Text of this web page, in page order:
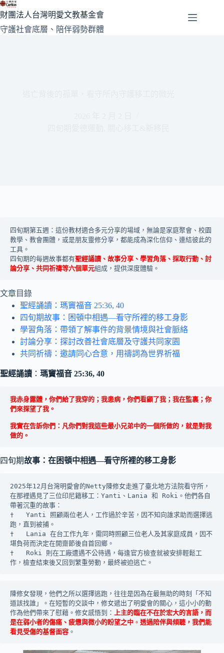
跳
至
主
財團法人台灣明愛文教基金會
守護社會底層、陪伴弱勢群體
四旬期第五週：這份教材適合多元分享的場域，無論是家庭聚會、校園
教學、教會團體，或是朋友靈修分享，都能成為深化信仰、連結彼此的
工具。
四旬期的每週故事都有聖經誦讀、故事分享、學習角落、採取行動、討
論分享、共同祈禱等六個單元組成，提供深度體驗。
文章目錄
聖經誦讀：瑪竇福音 25:36, 40
四旬期故事：困頓中相遇—看守所裡的移工身影
學習角落：帶領了解事件的背景情境與社會脈絡
討論分享：探討改善社會底層及守護共同家園
共同祈禱：邀請同心合意，用禱詞為世界祈福
聖經誦讀 ： 瑪竇福音 25:36, 40
我赤身露體，你們給了我穿的；我患病，你們看顧了我；我在監裏；你
們來探望了我。
我實在告訴你們：凡你們對我這些最小兄弟中的一個所做的，就是對我
做的。
四旬期故事：在困頓中相遇—看守所裡的移工身影
2025年12月台灣明愛會的Netty陳修女走進了臺北地方法院看守所，
在那裡遇見了三位印尼籍移工：Yanti、Lania 和 Roki。他們各自
帶著沉重的故事：
†	Yanti 照顧兩位老人，工作過於辛苦，因不知向誰求助而選擇逃
跑，直到被捕。
†	Lania 在台工作九年，需同時照顧三位老人及其家庭成員，因不
堪負荷而決定在開齋節後自首回鄉。
†	Roki 則在工廠遭遇不公待遇，每逢官方檢查就被安排輕鬆工
作，檢查結束後又回到繁重勞動，最終被迫逃亡。
陳修女發現，他們之所以選擇逃跑，往往是因為在最無助的時刻「不知
道該找誰」。在短暫的交談中，修女遞出了明愛會的關心，這小小的動
作為他們帶來了慰藉。修女感悟到：
上主的臨在不在於宏大的言語，而
是在弱小者的傷痛、疲憊與微小的盼望之中 。 透過陪伴與傾聽，我們能
看見受傷的基督面容 。